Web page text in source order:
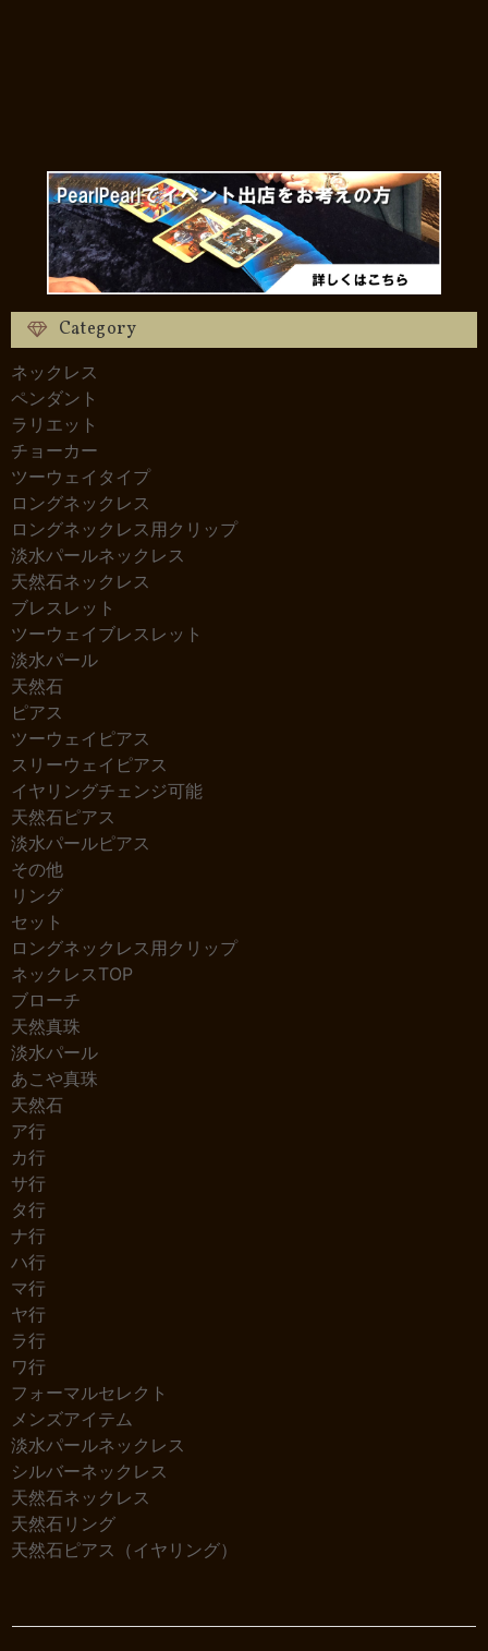
Category
ネックレス
ペンダント
ラリエット
チョーカー
ツーウェイタイプ
ロングネックレス
ロングネックレス用クリップ
淡水パールネックレス
天然石ネックレス
ブレスレット
ツーウェイブレスレット
淡水パール
天然石
ピアス
ツーウェイピアス
スリーウェイピアス
イヤリングチェンジ可能
天然石ピアス
淡水パールピアス
その他
リング
セット
ロングネックレス用クリップ
ネックレスTOP
ブローチ
天然真珠
淡水パール
あこや真珠
天然石
ア行
カ行
サ行
タ行
ナ行
ハ行
マ行
ヤ行
ラ行
ワ行
フォーマルセレクト
メンズアイテム
淡水パールネックレス
シルバーネックレス
天然石ネックレス
天然石リング
天然石ピアス（イヤリング）